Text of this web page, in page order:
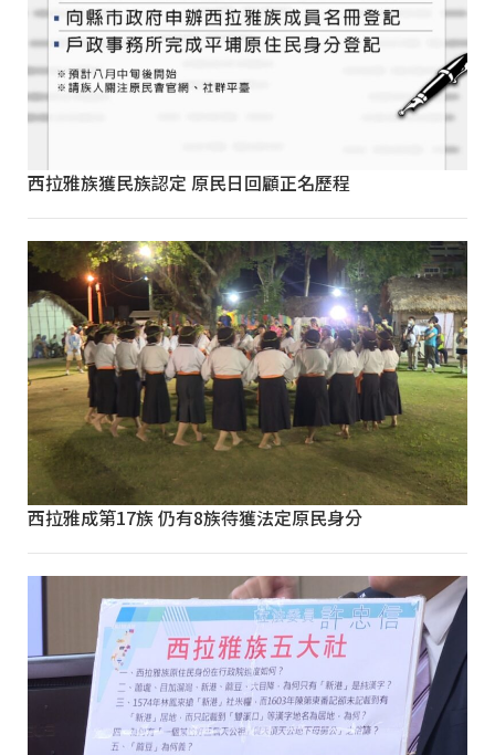
西拉雅族獲民族認定 原民日回顧正名歷程
西拉雅成第17族 仍有8族待獲法定原民身分